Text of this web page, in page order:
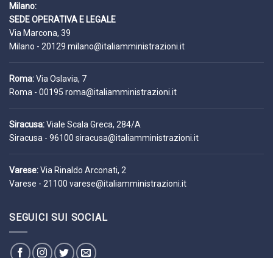
Milano:
SEDE OPERATIVA E LEGALE
Via Marcona, 39
Milano - 20129 milano@italiamministrazioni.it
Roma:Via Oslavia, 7
Roma - 00195 roma@italiamministrazioni.it
Siracusa:Viale Scala Greca, 284/A
Siracusa - 96100 siracusa@italiamministrazioni.it
Varese:Via Rinaldo Arconati, 2
Varese - 21100 varese@italiamministrazioni.it
SEGUICI SUI SOCIAL